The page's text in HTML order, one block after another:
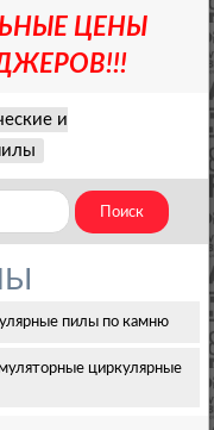
ЦЕНЫ
и
пилы по камню
циркулярные